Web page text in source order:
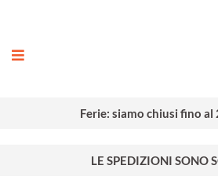
Ferie: siamo chiusi fino al
LE SPEDIZIONI SONO